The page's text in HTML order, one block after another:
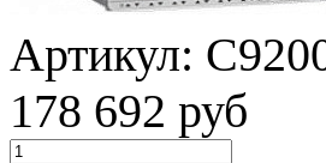
Артикул:
178 692 руб